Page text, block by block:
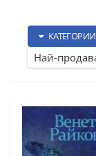
КАТЕГОРИИ